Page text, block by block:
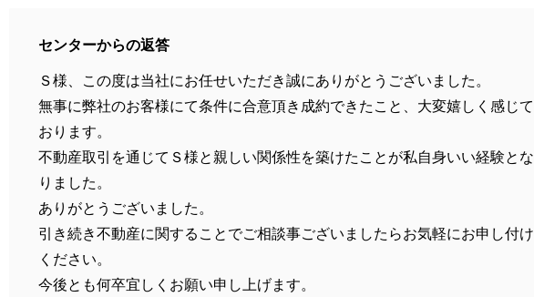
センターからの返答
Ｓ様、この度は当社にお任せいただき誠にありがとうございました。
無事に弊社のお客様にて条件に合意頂き成約できたこと、大変嬉しく感じて
おります。
不動産取引を通じてＳ様と親しい関係性を築けたことが私自身いい経験とな
りました。
ありがとうございました。
引き続き不動産に関することでご相談事ございましたらお気軽にお申し付け
ください。
今後とも何卒宜しくお願い申し上げます。